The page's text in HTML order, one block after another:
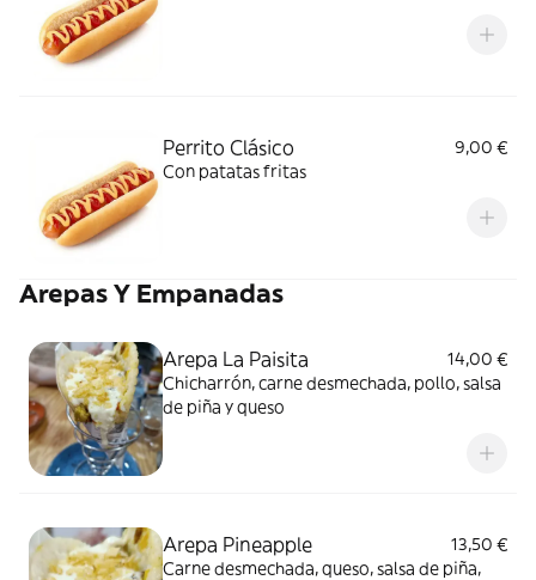
Perrito Clásico
9,00 €
Con patatas fritas
Arepas Y Empanadas
Arepa La Paisita
14,00 €
Chicharrón, carne desmechada, pollo, salsa
de piña y queso
Arepa Pineapple
13,50 €
Carne desmechada, queso, salsa de piña,